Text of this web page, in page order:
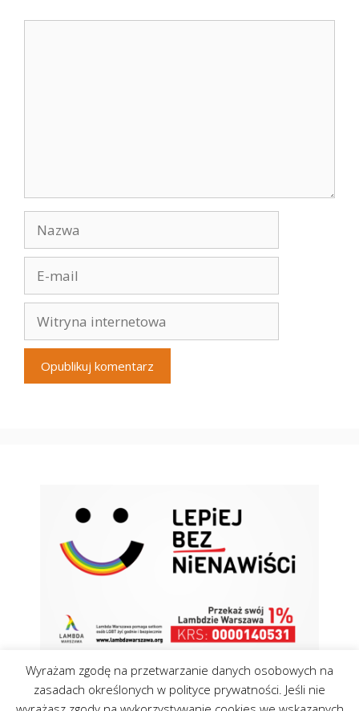
mail
internetowa
Wyrażam zgodę na przetwarzanie danych osobowych na
zasadach określonych w polityce prywatności. Jeśli nie